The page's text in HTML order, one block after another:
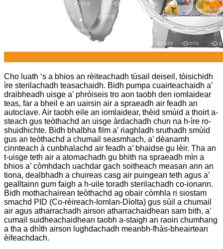
Cho luath ‘s a bhios an rèiteachadh tùsail deiseil, tòisichidh
ìre sterilachadh teasachaidh. Bidh pumpa cuairteachaidh a’
draibheadh ​​​​uisge a’ phròiseis tro aon taobh den iomlaidear
teas, far a bheil e an uairsin air a spraeadh air feadh an
autoclave. Air taobh eile an iomlaidear, thèid smùid a thoirt a-
steach gus teòthachd an uisge àrdachadh chun na h-ìre ro-
shuidhichte. Bidh bhalbha film a’ riaghladh sruthadh smùid
gus an teòthachd a chumail seasmhach, a’ dèanamh
cinnteach à cunbhalachd air feadh a’ bhaidse gu lèir. Tha an
t-uisge teth air a atomachadh gu bhith na spraeadh mìn a
bhios a’ còmhdach uachdar gach soitheach measan ann an
tiona, dealbhadh a chuireas casg air puingean teth agus a’
gealltainn gum faigh a h-uile toradh sterilachadh co-ionann.
Bidh mothachairean teòthachd ag obair còmhla ri siostam
smachd PID (Co-rèireach-Iomlan-Dìolta) gus sùil a chumail
air agus atharrachadh airson atharrachaidhean sam bith, a’
cumail suidheachaidhean taobh a-staigh an raoin chumhang
a tha a dhìth airson lughdachadh meanbh-fhàs-bheairtean
èifeachdach.